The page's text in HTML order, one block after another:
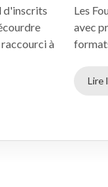
d'inscrits
à
Les
avec
Lire